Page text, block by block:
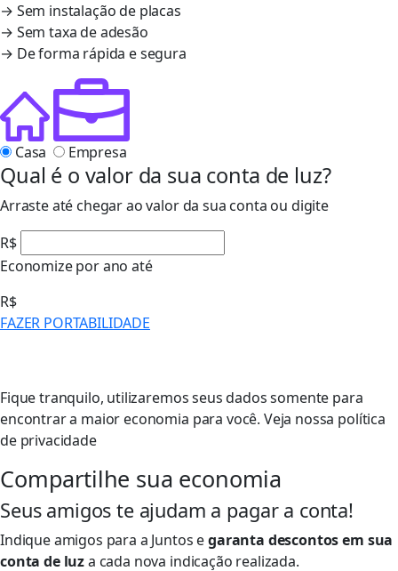
→ Sem instalação de placas
→ Sem taxa de adesão
→ De forma rápida e segura
Casa Empresa
Qual é o valor da sua conta de luz?
Arraste até chegar ao valor da sua conta ou digite
R$
Economize por ano até
R$
FAZER PORTABILIDADE
Fique tranquilo, utilizaremos seus dados somente para
encontrar a maior economia para você. Veja nossa política
de privacidade
Compartilhe sua economia
Seus amigos te ajudam a pagar a conta!
Indique amigos para a Juntos egaranta descontos em sua
conta de luza cada nova indicação realizada.